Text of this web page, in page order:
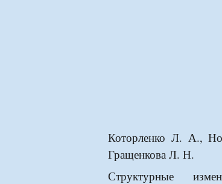
Которленко Л. А.,
Гращенкова Л. Н.
Структурные